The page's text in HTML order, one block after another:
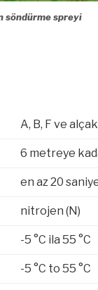
söndürme spreyi
A, B, F ve
6 metreye
en az 20
nitrojen (N)
-5 °C ila 55 °C
-5 °C to 55 °C